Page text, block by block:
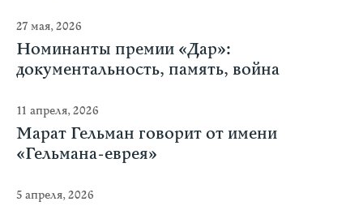
27 мая, 2026
Номинанты премии «Дар»:
документальность, память, война
11 апреля, 2026
Марат Гельман говорит от имени
«Гельмана-еврея»
5 апреля, 2026